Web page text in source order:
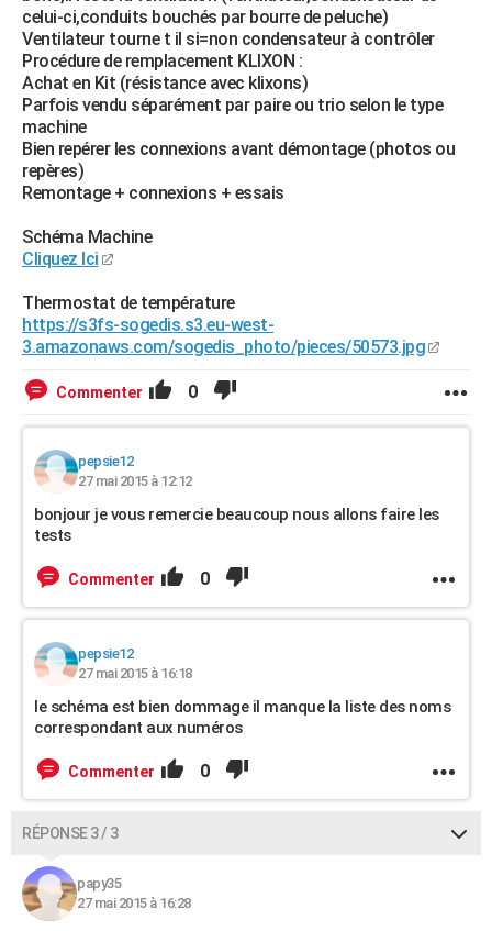
celui-ci,conduits bouchés par bourre de peluche)
Ventilateur tourne t il si=non condensateur à contrôler
Procédure de remplacement KLIXON :
Achat en Kit (résistance avec klixons)
Parfois vendu séparément par paire ou trio selon le type
machine
Bien repérer les connexions avant démontage (photos ou
repères)
Remontage + connexions + essais
Schéma Machine
Cliquez Ici
Thermostat de température
https://s3fs-sogedis.s3.eu-west-
3.amazonaws.com/sogedis_photo/pieces/50573.jpg
Commenter 0
pepsie12
27 mai 2015 à 12:12
bonjour je vous remercie beaucoup nous allons faire les
tests
Commenter 0
pepsie12
27 mai 2015 à 16:18
le schéma est bien dommage il manque la liste des noms
correspondant aux numéros
Commenter 0
RÉPONSE 3 / 3
papy35
27 mai 2015 à 16:28